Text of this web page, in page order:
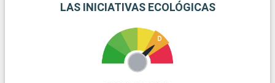
LAS INICIATIVAS ECOLÓGICAS